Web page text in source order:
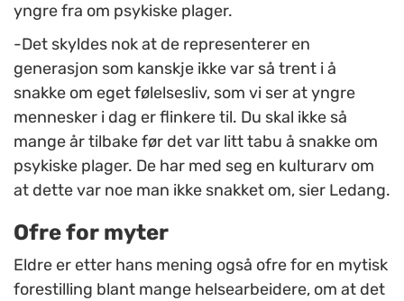
yngre fra om psykiske plager.
-Det skyldes nok at de representerer en
generasjon som kanskje ikke var så trent i å
snakke om eget følelsesliv, som vi ser at yngre
mennesker i dag er flinkere til. Du skal ikke så
mange år tilbake før det var litt tabu å snakke om
psykiske plager. De har med seg en kulturarv om
at dette var noe man ikke snakket om, sier Ledang.
Ofre for myter
Eldre er etter hans mening også ofre for en mytisk
forestilling blant mange helsearbeidere, om at det